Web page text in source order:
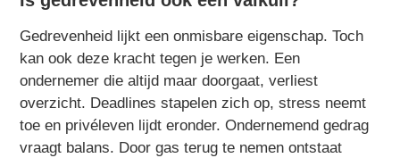
Gedrevenheid lijkt een onmisbare eigenschap. Toch
kan ook deze kracht tegen je werken. Een
ondernemer die altijd maar doorgaat, verliest
overzicht. Deadlines stapelen zich op, stress neemt
toe en privéleven lijdt eronder. Ondernemend gedrag
vraagt balans. Door gas terug te nemen ontstaat